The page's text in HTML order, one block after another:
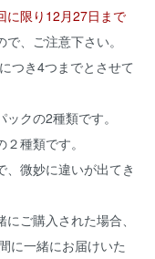
に限り12月27日まで
で、ご注意下さい。
つき4つまでとさせて
クの2種類です。
種類です。
、微妙に違いが出てき
ご購入された場合、
に一緒にお届けいた